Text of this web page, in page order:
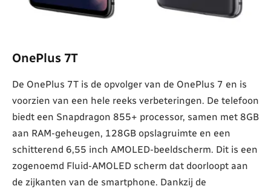
OnePlus 7T
De OnePlus 7T is de opvolger van de OnePlus 7 en is
voorzien van een hele reeks verbeteringen. De telefoon
biedt een Snapdragon 855+ processor, samen met 8GB
aan RAM-geheugen, 128GB opslagruimte en een
schitterend 6,55 inch AMOLED-beeldscherm. Dit is een
zogenoemd Fluid-AMOLED scherm dat doorloopt aan
de zijkanten van de smartphone. Dankzij de